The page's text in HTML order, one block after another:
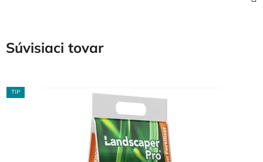
Súvisiaci tovar
TIP